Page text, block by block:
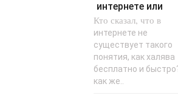
интернете или
почему сайты
раздают бонусы -
Кто сказал, что в
интернете не
существует такого
понятия, как халява
бесплатно и
как же..